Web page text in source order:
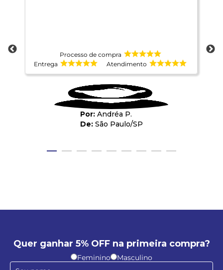
Processo de compra
Entrega
Atendimento
Andréa P.
São Paulo/SP
Quer ganhar 5% OFF na primeira compra?
Feminino Masculino